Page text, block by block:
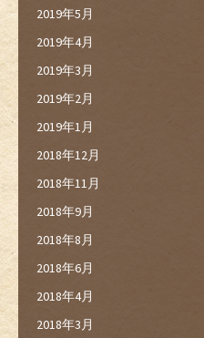
2019年5月
2019年4月
2019年3月
2019年2月
2019年1月
2018年12月
2018年11月
2018年9月
2018年8月
2018年6月
2018年4月
2018年3月